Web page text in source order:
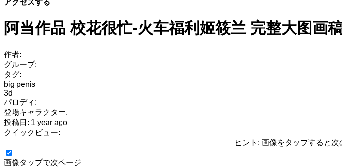
アクセスする
阿当作品 校花很忙-火车福利姬筱兰 完整大图画
作者:
グループ:
タグ:
big penis
3d
パロディ:
登場キャラクター:
投稿日: 1 year ago
クイックビュー:
ヒント: 画像をタップすると次
画像タップで次ページ